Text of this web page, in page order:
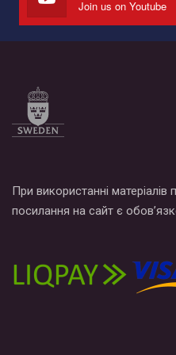
Все, что вам нужно сделать -
Join us on Youtube
При використанні
посилання на сайт є